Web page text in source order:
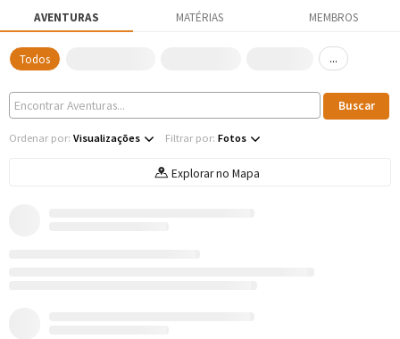
AVENTURAS MATÉRIAS MEMBROS
Todos ...
Ordenar por: Visualizações Filtrar por: Fotos
Explorar no Mapa